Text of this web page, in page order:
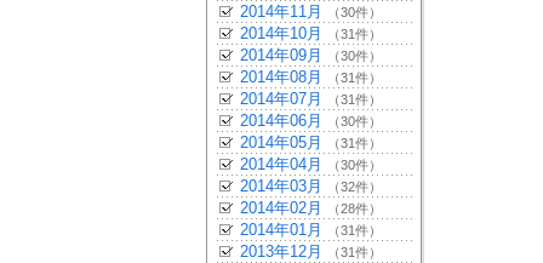
2014年11月 （30件）
2014年10月 （31件）
2014年09月 （30件）
2014年08月 （31件）
2014年07月 （31件）
2014年06月 （30件）
2014年05月 （31件）
2014年04月 （30件）
2014年03月 （32件）
2014年02月 （28件）
2014年01月 （31件）
2013年12月 （31件）